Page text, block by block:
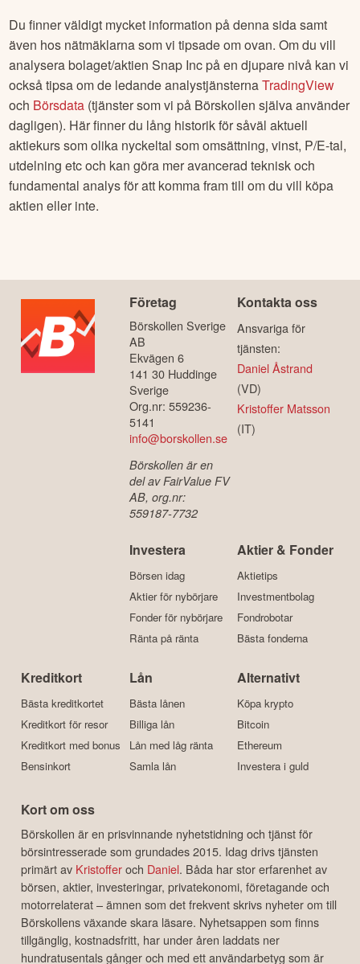
Du finner väldigt mycket information på denna sida samt
även hos nätmäklarna som vi tipsade om ovan. Om du vill
analysera bolaget/aktienSnap Inc på en djupare nivå kan vi
också tipsa om de ledande analystjänsternaTradingView
och Börsdata (tjänster som vi på Börskollen själva använder
dagligen). Här finner du lång historik för såväl aktuell
aktiekurs som olika nyckeltal som omsättning, vinst, P/E-tal,
utdelning etc och kan göra mer avancerad teknisk och
fundamental analys för att komma fram till om du vill köpa
aktien eller inte.
Företag
Börskollen Sverige
AB
Ekvägen 6
141 30 Huddinge
Sverige
Org.nr: 559236-
5141
info@borskollen.se
Börskollen är en
del av FairValue FV
AB, org.nr:
559187-7732
Kontakta oss
Ansvariga för
tjänsten:
Daniel Åstrand
(VD)
Kristoffer Matsson
(IT)
Investera
Börsen idag
Aktier för nybörjare
Fonder för nybörjare
Ränta på ränta
Aktier & Fonder
Aktietips
Investmentbolag
Fondrobotar
Bästa fonderna
Kreditkort
Bästa kreditkortet
Kreditkort för resor
Kreditkort med bonus
Bensinkort
Lån
Bästa lånen
Billiga lån
Lån med låg ränta
Samla lån
Alternativt
Köpa krypto
Bitcoin
Ethereum
Investera i guld
Kort om oss
Börskollen är en prisvinnande nyhetstidning och tjänst för
börsintresserade som grundades 2015. Idag drivs tjänsten
primärt av Kristofferoch Daniel. Båda har stor erfarenhet av
börsen, aktier, investeringar, privatekonomi, företagande och
motorrelaterat – ämnen som det frekvent skrivs nyheter om till
Börskollens växande skara läsare. Nyhetsappen som finns
tillgänglig, kostnadsfritt, har under åren laddats ner
hundratusentals gånger och med ett användarbetyg som är